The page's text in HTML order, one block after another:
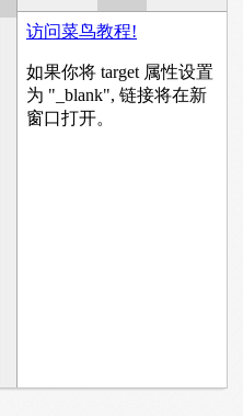
</p>
12
14
</html>